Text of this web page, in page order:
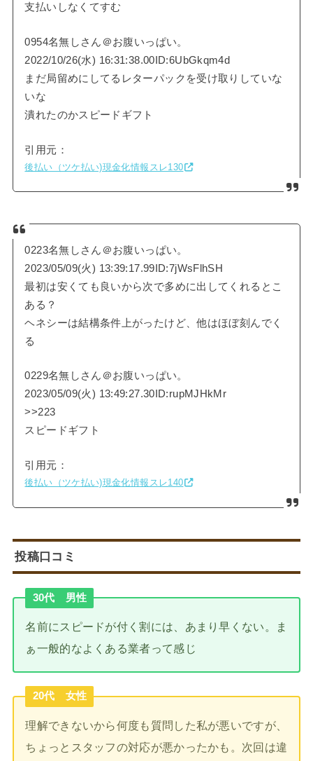
支払いしなくてすむ
0954名無しさん＠お腹いっぱい。
2022/10/26(水) 16:31:38.00ID:6UbGkqm4d
まだ局留めにしてるレターパックを受け取りしていな
いな
潰れたのかスピードギフト
引用元：
後払い（ツケ払い)現金化情報スレ130
0223名無しさん＠お腹いっぱい。
2023/05/09(火) 13:39:17.99ID:7jWsFlhSH
最初は安くても良いから次で多めに出してくれるとこ
ある？
ヘネシーは結構条件上がったけど、他はほぼ刻んでく
る
0229名無しさん＠お腹いっぱい。
2023/05/09(火) 13:49:27.30ID:rupMJHkMr
>>223
スピードギフト
引用元：
後払い（ツケ払い)現金化情報スレ140
投稿口コミ
30代 男性
名前にスピードが付く割には、あまり早くない。ま
ぁ一般的なよくある業者って感じ
20代 女性
理解できないから何度も質問した私が悪いですが、
ちょっとスタッフの対応が悪かったかも。次回は違